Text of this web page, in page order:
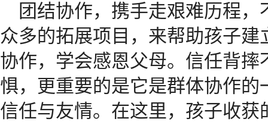
团结协作，携手走艰难历程，
众多的拓展项目，来帮助孩子
协作，学会感恩父母。信任背
惧，更重要的是它是群体协作
信任与友情。在这里，孩子收